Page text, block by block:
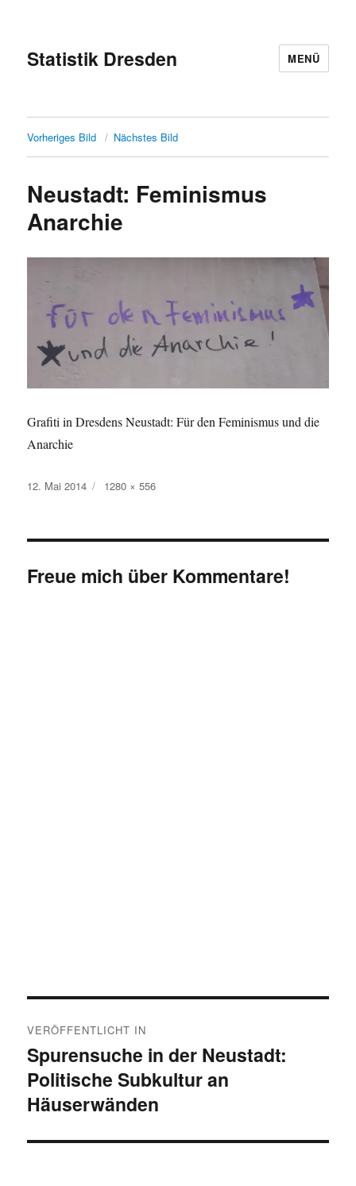
Statistik Dresden MENÜ
Vorheriges Bild Nächstes Bild
Neustadt: Feminismus
Anarchie
Grafiti in Dresdens Neustadt: Für den Feminismus und die
Anarchie
Veröffentlicht
12. Mai 2014 Originalgröße
1280 × 556
Freue mich über Kommentare!
VERÖFFENTLICHT IN
Spurensuche in der Neustadt:
Politische Subkultur an
Häuserwänden